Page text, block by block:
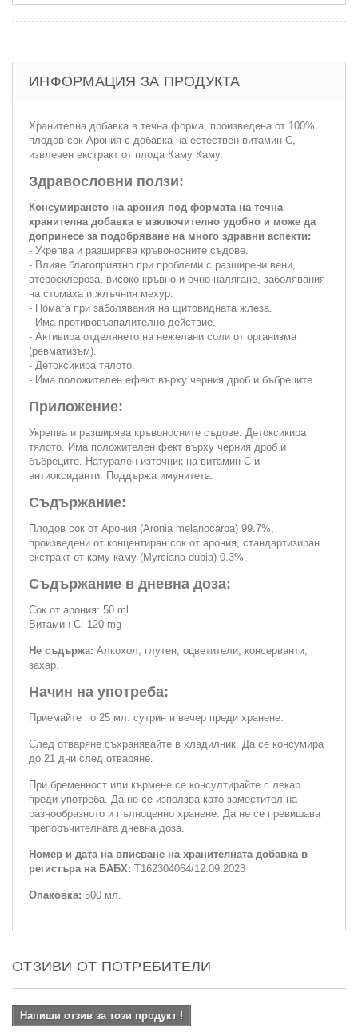
ИНФОРМАЦИЯ ЗА ПРОДУКТА
Хранителна добавка в течна форма, произведена от 100%
плодов сок Арония с добавка на естествен витамин С,
извлечен екстракт от плода Каму Каму.
Здравословни ползи:
Консумирането на арония под формата на течна
хранителна добавка е изключително удобно и може да
допринесе за подобряване на много здравни аспекти:
- Укрепва и разширява кръвоносните съдове.
- Влияе благоприятно при проблеми с разширени вени,
атеросклероза, високо кръвно и очно налягане, заболявания
на стомаха и жлъчния мехур.
- Помага при заболявания на щитовидната жлеза.
- Има противовъзпалително действие.
- Активира отделянето на нежелани соли от организма
(ревматизъм).
- Детоксикира тялото.
- Има положителен ефект върху черния дроб и бъбреците.
Приложение:
Укрепва и разширява кръвоносните съдове. Детоксикира
тялото. Има положителен фект върху черния дроб и
бъбреците. Натурален източник на витамин С и
антиоксиданти. Поддържа имунитета.
Съдържание:
Плодов сок от Арония (Aronia melanocarpa) 99.7%,
произведени от концентиран сок от арония, стандартизиран
екстракт от каму каму (Myrciana dubia) 0.3%.
Съдържание в дневна доза:
Сок от арония: 50 ml
Витамин С: 120 mg
Не съдържа: Алкохол, глутен, оцветители, консерванти,
захар.
Начин на употреба:
Приемайте по 25 мл. сутрин и вечер преди хранене.
След отваряне съхранявайте в хладилник. Да се консумира
до 21 дни след отваряне.
При бременност или кърмене се консултирайте с лекар
преди употреба. Да не се използва като заместител на
разнообразното и пълноценно хранене. Да не се превишава
препоръчителната дневна доза.
Номер и дата на вписване на хранителната добавка в
регистъра на БАБХ: T162304064/12.09.2023
Опаковка: 500 мл.
ОТЗИВИ ОТ ПОТРЕБИТЕЛИ
Напиши отзив за този продукт !